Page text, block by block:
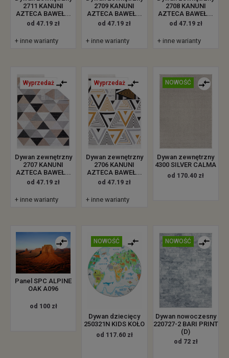
2711 KANUNI
AZTECA BAWEŁ...
od 47.19 zł
+ inne warianty
2709 KANUNI
AZTECA BAWEŁ...
od 47.19 zł
+ inne warianty
2708 KANUNI
AZTECA BAWEŁ...
od 47.19 zł
+ inne warianty
Wyprzedaż
Dywan zewnętrzny
2707 KANUNI
AZTECA BAWEŁ...
od 47.19 zł
+ inne warianty
Wyprzedaż
Dywan zewnętrzny
2706 KANUNI
AZTECA BAWEŁ...
od 47.19 zł
+ inne warianty
NOWOŚĆ
Dywan zewnętrzny
4300 SILVER CALMA
od 170.40 zł
Panel SPC ALPINE
OAK A096
od 100 zł
NOWOŚĆ
Dywan dziecięcy
250321N KIDS KOŁO
od 117.60 zł
NOWOŚĆ
Dywan nowoczesny
220727-2 BARI PRINT
(D)
od 72 zł